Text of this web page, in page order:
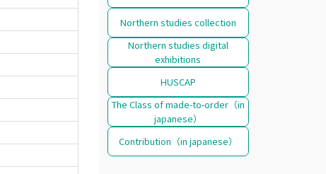
Northern studies collection
Northern studies digital
exhibitions
HUSCAP
The Class of made-to-order（in
japanese）
Contribution（in japanese）